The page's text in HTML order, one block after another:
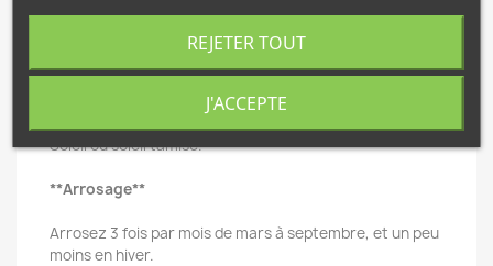
**Origine**
Soleil ou soleil tamisé.
**Arrosage**
Arrosez 3 fois par mois de mars à septembre, et un peu
moins en hiver.
REJETER TOUT
J'ACCEPTE